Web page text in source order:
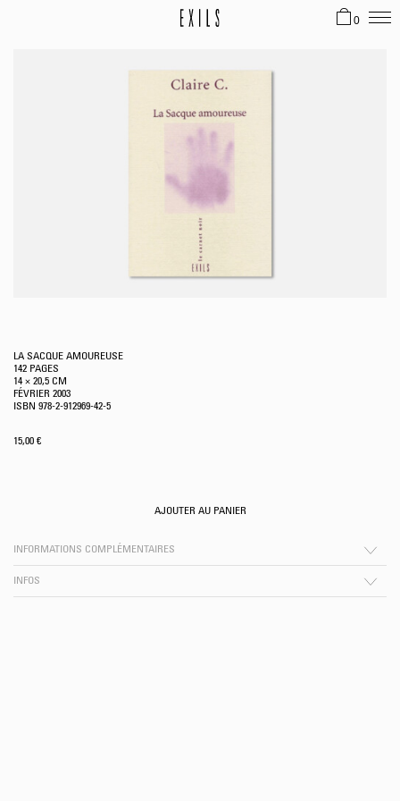
0
LA SACQUE AMOUREUSE
142 PAGES
14 × 20,5 CM
FÉVRIER 2003
ISBN 978-2-912969-42-5
15,00 €
AJOUTER AU PANIER
INFORMATIONS COMPLÉMENTAIRES
INFOS